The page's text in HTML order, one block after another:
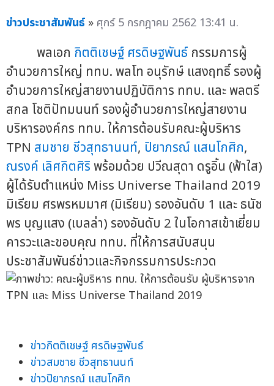
ข่าวประชาสัมพันธ์ » ศุกร์ 5 กรกฎาคม 2562 13:41 น.
พลเอก กิตติเชษฐ์ ศรดิษฐพันธ์ กรรมการผู้
อำนวยการใหญ่ ททบ. พลโท อนุรักษ์ แสงฤทธิ์ รองผู้
อำนวยการใหญ่สายงานปฏิบัติการ ททบ. และ พลตรี
สกล โชติปัทมนนท์ รองผู้อำนวยการใหญ่สายงาน
บริหารองค์กร ททบ. ให้การต้อนรับคณะผู้บริหาร
TPN สมชาย ชีวสุทธานนท์, ปิยาภรณ์ แสนโกศิก,
ณรงค์ เลิศกิตศิริ พร้อมด้วย ปวีณสุดา ดรูอิ้น (ฟ้าใส)
ผู้ได้รับตำแหน่ง Miss Universe Thailand 2019
มิเรียม ศรพรหมมาศ (มิเรียม) รองอันดับ 1 และ ธนัช
พร บุญแสง (เบลล่า) รองอันดับ 2 ในโอกาสเข้าเยี่ยม
คารวะและขอบคุณ ททบ. ที่ให้การสนับสนุน
ประชาสัมพันธ์ข่าวและกิจกรรมการประกวด
ข่าวกิตติเชษฐ์ ศรดิษฐพันธ์
ข่าวสมชาย ชีวสุทธานนท์
ข่าวปิยาภรณ์ แสนโกศิก